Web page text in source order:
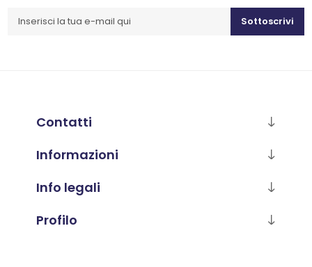
Sottoscrivi
Contatti
Informazioni
Info legali
Profilo